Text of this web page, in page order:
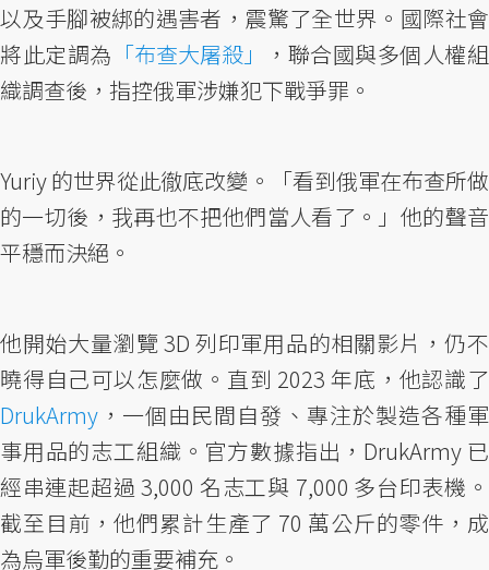
以及手腳被綁的遇害者，震驚了全世界。國際社會
將此定調為 「布查大屠殺」
，聯合國與多個人權組
織調查後，指控俄軍涉嫌犯下戰爭罪。
Yuriy 的世界從此徹底改變。「看到俄軍在布查所做
的一切後，我再也不把他們當人看了。」他的聲音
平穩而決絕。
他開始大量瀏覽 3D 列印軍用品的相關影片，仍不
曉得自己可以怎麼做。直到 2023 年底，他認識了
DrukArmy ，一個由民間自發、專注於製造各種軍
事用品的志工組織。官方數據指出，DrukArmy 已
經串連起超過 3,000 名志工與 7,000 多台印表機。
截至目前，他們累計生產了 70 萬公斤的零件，成
為烏軍後勤的重要補充。